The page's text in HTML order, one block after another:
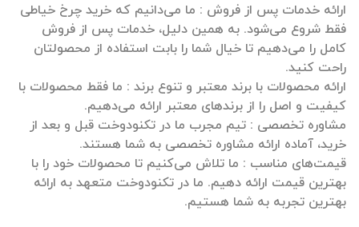
ارائه خدمات پس از فروش : ما می‌دانیم که خرید چرخ خیاطی
فقط شروع می‌شود. به همین دلیل، خدمات پس از فروش
کامل را می‌دهیم تا خیال شما را بابت استفاده از محصولتان
ارائه محصولات با برند معتبر و تنوع برند : ما فقط محصولات با
مشاوره تخصصی : تیم مجرب ما در تکنودوخت قبل و بعد از
قیمت‌های مناسب : ما تلاش می‌کنیم تا محصولات خود را با
بهترین قیمت ارائه دهیم. ما در تکنودوخت متعهد به ارائه
بهترین تجربه به شما هستیم.